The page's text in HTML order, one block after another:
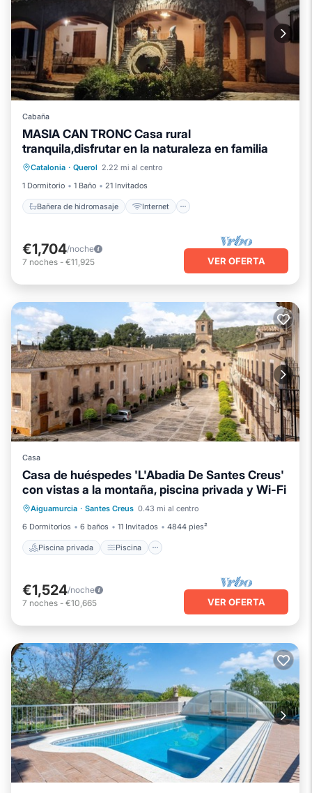
Cabaña
MASIA CAN TRONC Casa rural
tranquila,disfrutar en la naturaleza en familia
Catalonia · Querol 2.22 mi al centro
1 Dormitorio
1 Baño 21 Invitados
Bañera de hidromasaje Internet
Bañera de hidromasaje
Internet
Apto para niños
Lavandería
€1,704/noche
7 noches - €11,925 VER OFERTA
Casa
Casa de huéspedes 'L'Abadia De Santes Creus'
con vistas a la montaña, piscina privada y Wi-Fi
Aiguamurcia · Santes Creus 0.43 mi al centro
6 Dormitorios
6 baños 11 Invitados 4844 pies²
Piscina privada Piscina
Piscina privada
Piscina
Balcón/Terraza
Cocina
€1,524/noche
7 noches - €10,665 VER OFERTA